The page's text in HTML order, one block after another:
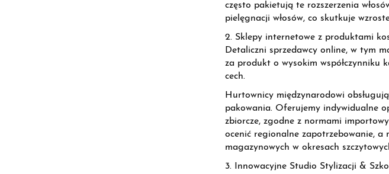
często pakietują te rozszerzenia
pielęgnacji włosów, co skutkuje
2. Sklepy internetowe z produktami
Detaliczni sprzedawcy online, w tym
za produkt o wysokim współczynniku
cech.
Hurtownicy międzynarodowi
pakowania. Oferujemy indywidualne
zbiorcze, zgodne z normami
ocenić regionalne zapotrzebowanie, a
magazynowych w okresach
3. Innowacyjne Studio Stylizacji &